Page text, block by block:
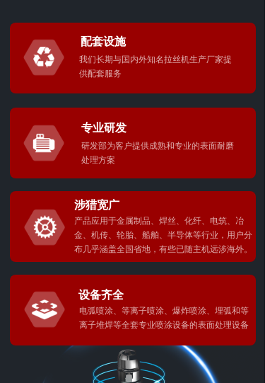
配套设施
我们长期与国内外知名拉丝机生产厂家提
供配套服务
专业研发
研发部为客户提供成熟和专业的表面耐磨
处理方案
涉猎宽广
电弧喷涂、等离子喷涂、爆炸喷涂、埋弧和等
离子堆焊等全套专业喷涂设备的表面处理设备
设备齐全
产品应用于金属制品、焊丝、化纤、电筑、冶
金、机传、轮胎、船舶、半导体等行业，用户分
布几乎涵盖全国省地，有些已随主机远涉海外。